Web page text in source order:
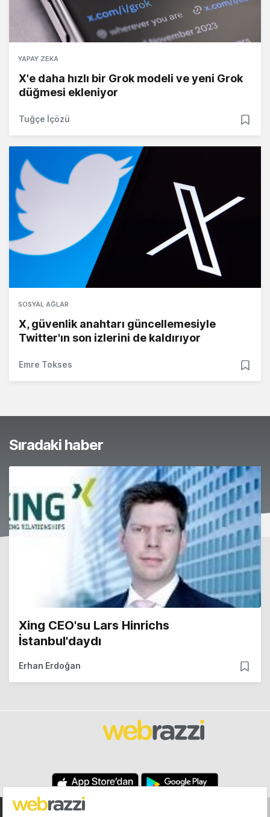
YAPAY ZEKA
X'e daha hızlı bir Grok modeli ve yeni Grok
düğmesi ekleniyor
Tuğçe İçözü
SOSYAL AĞLAR
X, güvenlik anahtarı güncellemesiyle
Twitter'ın son izlerini de kaldırıyor
Emre Tokses
Sıradaki haber
Xing CEO'su Lars Hinrichs
İstanbul'daydı
Erhan Erdoğan